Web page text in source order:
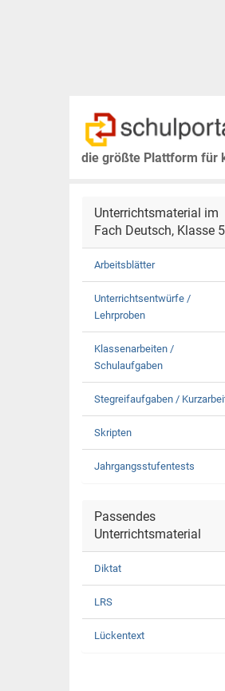
die größte Plattform für
Unterrichtsmaterial im
Fach Deutsch, Klasse 5
Arbeitsblätter
Unterrichtsentwürfe /
Lehrproben
Klassenarbeiten /
Schulaufgaben
Stegreifaufgaben /
Skripten
Jahrgangsstufentests
Passendes
Unterrichtsmaterial
Diktat
LRS
Lückentext